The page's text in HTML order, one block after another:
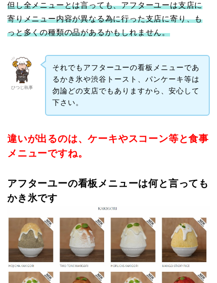
但し全メニューとは言っても、アフターユーは支店に
寄りメニュー内容が異なる為に行った支店に寄り、も
っと多くの種類の品があるかもしれません。
ひつじ執事
それでもアフターユーの看板メニューであ
るかき氷や渋谷トースト、パンケーキ等は
勿論どの支店でもありますから、安心して
下さい。
違いが出るのは、ケーキやスコーン等と食事
メニューですね。
アフターユーの看板メニューは何と言っても
かき氷です